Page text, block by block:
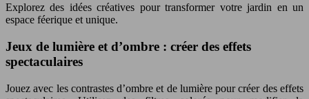
Explorez des idées créatives pour transformer votre jardin en un
espace féerique et unique.
Jeux de lumière et d’ombre : créer des effets
spectaculaires
Jouez avec les contrastes d’ombre et de lumière pour créer des effets